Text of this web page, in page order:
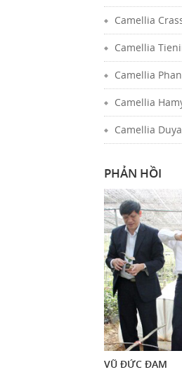
Camellia
Camellia
Camellia
Camellia
Camellia
PHẢN HỒI
VŨ ĐỨC ĐAM